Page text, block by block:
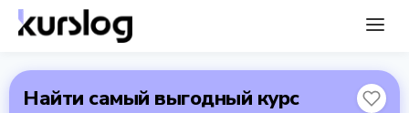
Найти самый выгодный курс